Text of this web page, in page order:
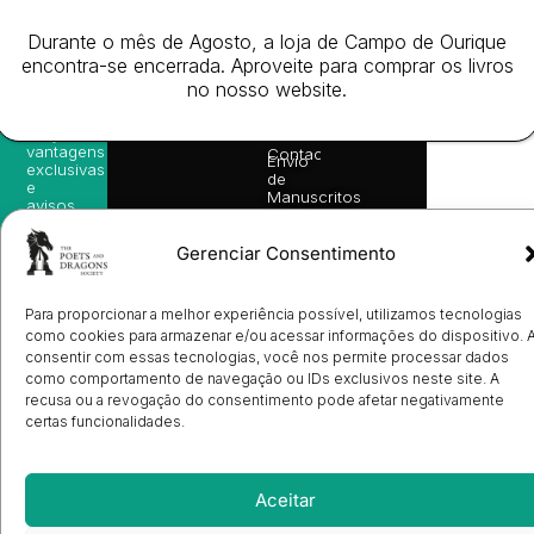
Gerenciar Consentimento
Para proporcionar a melhor experiência possível, utilizamos tecnologias
como cookies para armazenar e/ou acessar informações do dispositivo.
consentir com essas tecnologias, você nos permite processar dados
como comportamento de navegação ou IDs exclusivos neste site. A
recusa ou a revogação do consentimento pode afetar negativamente
certas funcionalidades.
Aceitar
Autores
Eventos
Prémio
Ulysses
Contactos
Envio
de
Manuscritos
Candidatura
Ilustradores
de
Cookies
(EU)
sugestões
de
vantagens
exclusivas
e
avisos
no seu
e-mail.
Subscrever
Todos
os
direitos
Durante o mês de Agosto, a loja de Campo de Ourique
encontra-se encerrada. Aproveite para comprar os livros
no nosso website.